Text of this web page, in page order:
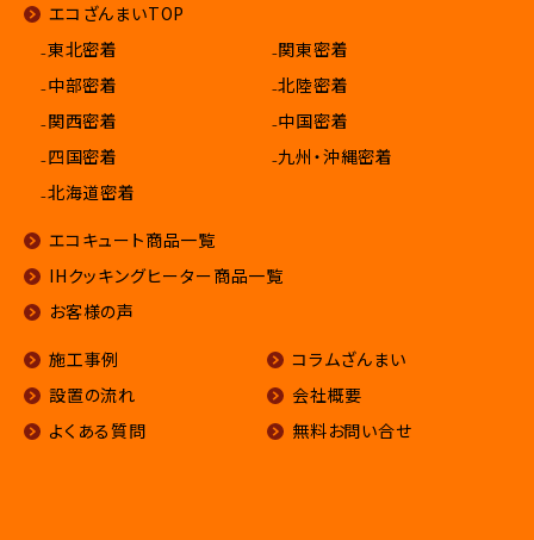
エコざんまいTOP
₋東北密着
₋関東密着
₋中部密着
₋北陸密着
₋関西密着
₋中国密着
₋四国密着
₋九州・沖縄密着
₋北海道密着
エコキュート商品一覧
IHクッキングヒーター商品一覧
お客様の声
施工事例
設置の流れ
よくある質問
コラムざんまい
会社概要
無料お問い合せ